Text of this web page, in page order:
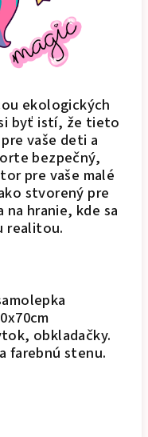
ekologických
byť istí, že tieto
vaše deti a
bezpečný,
pre vaše malé
stvorený pre
hranie, kde sa
realitou.
obkladačky.
farebnú stenu.